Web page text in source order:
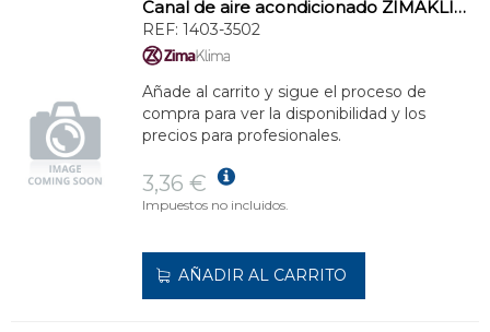
Canal de aire acondicionado ZIMAKLIMA 1403-3502 modular para instalaciones comerciales
REF: 1403-3502
Añade al carrito y sigue el proceso de
compra para ver la disponibilidad y los
precios para profesionales.
3,36 €
Impuestos no incluidos.
AÑADIR AL CARRITO